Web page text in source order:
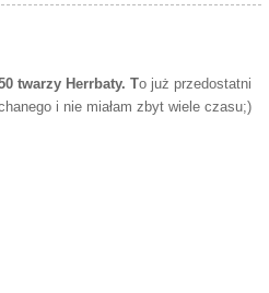
twarzy Herrbaty. To już przedostatni
i nie miałam zbyt wiele czasu;)